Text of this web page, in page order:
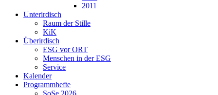
2011
Unterirdisch
Raum der Stille
KiK
Überirdisch
ESG vor ORT
Menschen in der ESG
Service
Kalender
Programmhefte
SoSe 2026